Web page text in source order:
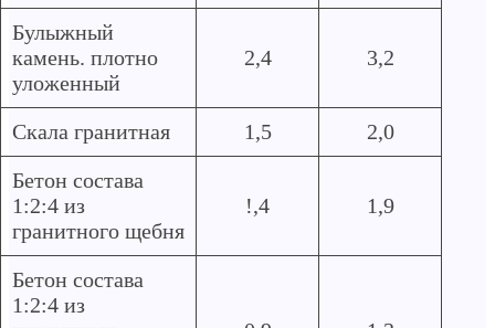
Булыжный
камень. плотно
уложенный
2,4 3,2
Скала гранитная 1,5
2,0
Бетон состава
1:2:4 из
гранитного щебня
!,4 1,9
Бетон состава
1:2:4 из